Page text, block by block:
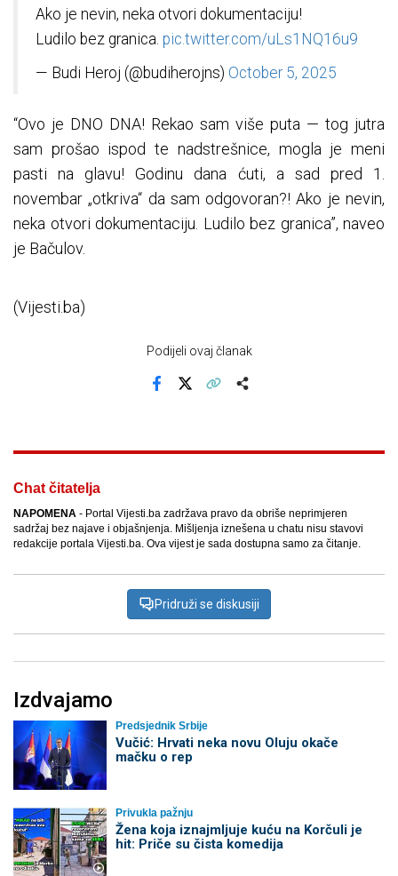
Ako je nevin, neka otvori dokumentaciju!
Ludilo bez granica. pic.twitter.com/uLs1NQ16u9
— Budi Heroj (@budiherojns) October 5, 2025
“Ovo je DNO DNA! Rekao sam više puta — tog jutra
sam prošao ispod te nadstrešnice, mogla je meni
pasti na glavu! Godinu dana ćuti, a sad pred 1.
novembar „otkriva“ da sam odgovoran?! Ako je nevin,
neka otvori dokumentaciju. Ludilo bez granica”, naveo
je Bačulov.
(Vijesti.ba)
Podijeli ovaj članak
Chat čitatelja
NAPOMENA - Portal Vijesti.ba zadržava pravo da obriše neprimjeren
sadržaj bez najave i objašnjenja. Mišljenja iznešena u chatu nisu stavovi
redakcije portala Vijesti.ba. Ova vijest je sada dostupna samo za čitanje.
Pridruži se diskusiji
Izdvajamo
Predsjednik Srbije
Vučić: Hrvati neka novu Oluju okače
mačku o rep
Privukla pažnju
Žena koja iznajmljuje kuću na Korčuli je
hit: Priče su čista komedija